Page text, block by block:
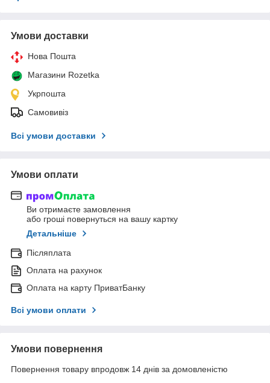
Умови доставки
Нова Пошта
Магазини Rozetka
Укрпошта
Самовивіз
Всі умови доставки
Умови оплати
Ви отримаєте замовлення
або гроші повернуться на вашу картку
Детальніше
Післяплата
Оплата на рахунок
Оплата на карту ПриватБанку
Всі умови оплати
Умови повернення
Повернення товару впродовж 14 днів за домовленістю